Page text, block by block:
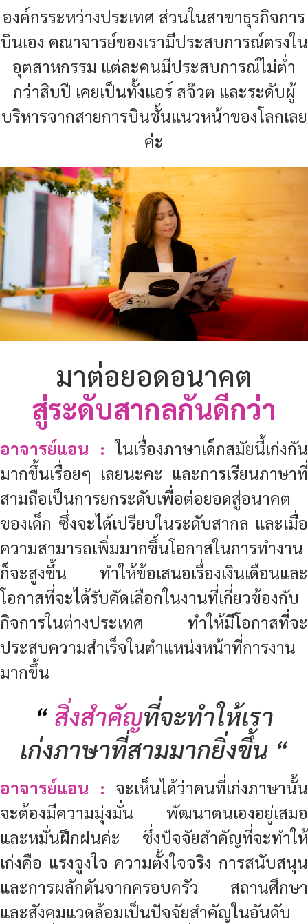
องค์กรระหว่างประเทศ ส่วนในสาขาธุรกิจการ
บินเอง คณาจารย์ของเรามีประสบการณ์ตรงใน
อุตสาหกรรม แต่ละคนมีประสบการณ์ไม่ต่ำ
กว่าสิบปี เคยเป็นทั้งแอร์ สจ๊วต และระดับผู้
บริหารจากสายการบินชั้นแนวหน้าของโลกเลย
ค่ะ
มาต่อยอดอนาคต
สู่ระดับสากลกันดีกว่า
อาจารย์แอน :ในเรื่องภาษาเด็กสมัยนี้เก่งกัน
มากขึ้นเรื่อยๆ เลยนะคะ และการเรียนภาษาที่
สามถือเป็นการยกระดับเพื่อต่อยอดสู่อนาคต
ของเด็ก ซึ่งจะได้เปรียบในระดับสากล และเมื่อ
ความสามารถเพิ่มมากขึ้นโอกาสในการทำงาน
ก็จะสูงขึ้น ทำให้ข้อเสนอเรื่องเงินเดือนและ
โอกาสที่จะได้รับคัดเลือกในงานที่เกี่ยวข้องกับ
กิจการในต่างประเทศ ทำให้มีโอกาสที่จะ
ประสบความสำเร็จในตำแหน่งหน้าที่การงาน
มากขึ้น
“ สิ่งสำคัญที่จะทำให้เรา
เก่งภาษาที่สามมากยิ่งขึ้น “
อาจารย์แอน : จะเห็นได้ว่าคนที่เก่งภาษานั้น
จะต้องมีความมุ่งมั่น พัฒนาตนเองอยู่เสมอ
และหมั่นฝึกฝนค่ะ ซึ่งปัจจัยสำคัญที่จะทำให้
เก่งคือ แรงจูงใจ ความตั้งใจจริง การสนับสนุน
และการผลักดันจากครอบครัว สถานศึกษา
และสังคมแวดล้อมเป็นปัจจัยสำคัญในอันดับ